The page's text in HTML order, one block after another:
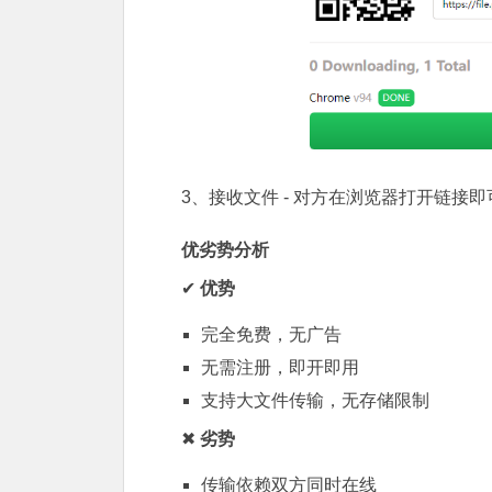
3、接收文件 - 对方在浏览器打开链接即
优劣势分析
✔ 优势
完全免费，无广告
无需注册，即开即用
支持大文件传输，无存储限制
✖ 劣势
传输依赖双方同时在线